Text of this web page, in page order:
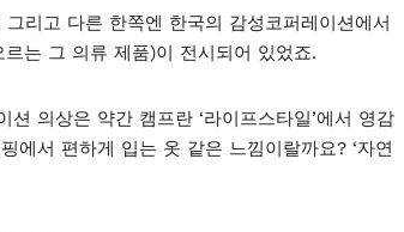
리고 다른 한쪽엔 한국의 감성코퍼레이션에서
는 그 의류 제품)이 전시되어 있었죠.
의상은 약간 캠프란 ‘라이프스타일’에서 영감
에서 편하게 입는 옷 같은 느낌이랄까요? ‘자연